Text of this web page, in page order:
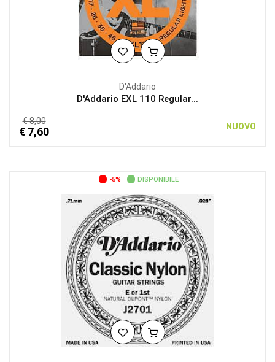
D'Addario
D'Addario EXL 110 Regular...
€ 8,00
€ 7,60 NUOVO
-5% DISPONIBILE